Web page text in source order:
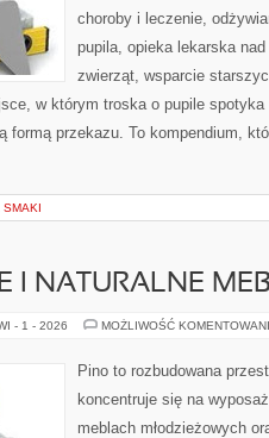
choroby i leczenie,
pupila, opieka lekarska
zwierząt, wsparcie
w którym troska o pupile
formą przekazu. To kompendium,
SMAKI
I NATURALNE
- 1 - 2026 MOŻLIWOŚĆ
Pino to rozbudowana
koncentruje się na
meblach młodzieżowych